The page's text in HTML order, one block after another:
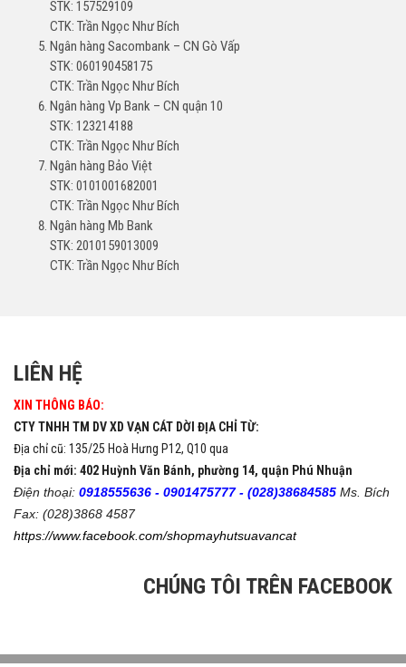
STK: 157529109
CTK: Trần Ngọc Như Bích
Ngân hàng Sacombank – CN Gò Vấp
STK: 060190458175
CTK: Trần Ngọc Như Bích
Ngân hàng Vp Bank – CN quận 10
STK: 123214188
CTK: Trần Ngọc Như Bích
Ngân hàng Bảo Việt
STK: 0101001682001
CTK: Trần Ngọc Như Bích
Ngân hàng Mb Bank
STK: 2010159013009
CTK: Trần Ngọc Như Bích
LIÊN HỆ
XIN THÔNG BÁO:
CTY TNHH TM DV XD VẠN CÁT DỜI ĐỊA CHỈ TỪ:
Địa chỉ cũ: 135/25 Hoà Hưng P12, Q10 qua
Địa chỉ mới: 402 Huỳnh Văn Bánh, phường 14, quận Phú Nhuận
Điện thoại: 0918555636 - 0901475777 - (028)38684585 Ms. Bích
Fax: (028)3868 4587
https://www.facebook.com/shopmayhutsuavancat
CHÚNG TÔI TRÊN FACEBOOK